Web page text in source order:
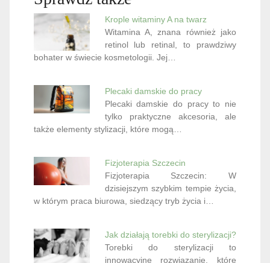
bohater w świecie kosmetologii. Jej…
Plecaki damskie do pracy
Plecaki damskie do pracy to nie
Fizjoterapia Szczecin
Fizjoterapia Szczecin: W
dzisiejszym szybkim tempie życia,
Jak działają torebki do sterylizacji?
Torebki do sterylizacji to
innowacyjne rozwiązanie, które
zwłaszcza w…